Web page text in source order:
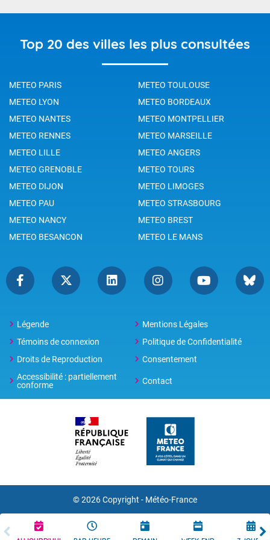
Top 20 des villes les plus consultées
METEO PARIS
METEO TOULOUSE
METEO LYON
METEO BORDEAUX
METEO NANTES
METEO MONTPELLIER
METEO RENNES
METEO MARSEILLE
METEO LILLE
METEO ANGERS
METEO GRENOBLE
METEO TOURS
METEO DIJON
METEO LIMOGES
METEO PAU
METEO STRASBOURG
METEO NANCY
METEO BREST
METEO BESANCON
METEO LE MANS
Légende
Mentions Légales
Témoins de connexion
Politique de Confidentialité
Droits de Reproduction
Consentement
Accessibilité : partiellement
conforme
Contact
© 2026 Copyright - Météo-France